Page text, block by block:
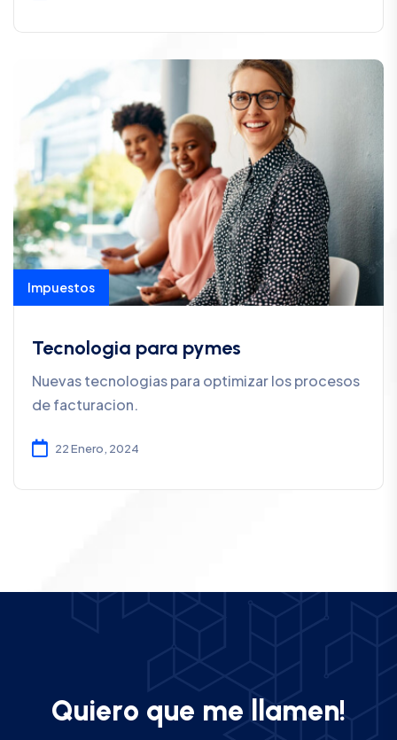
Impuestos
Tecnologia para pymes
Nuevas tecnologias para optimizar los procesos
de facturacion.
22 Enero, 2024
Quiero que me amen!